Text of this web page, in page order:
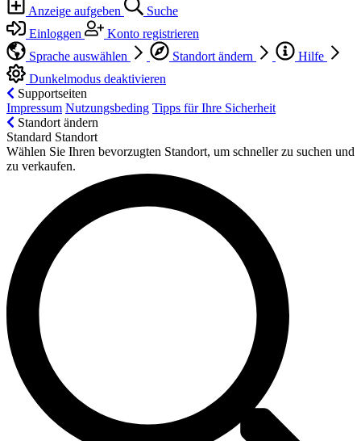
Anzeige aufgeben
Suche
Einloggen
Konto registrieren
Sprache auswählen
Standort ändern
Hilfe
Dunkelmodus deaktivieren
Supportseiten
Impressum Nutzungsbeding Tipps für Ihre Sicherheit
Standort ändern
Standard Standort
Wählen Sie Ihren bevorzugten Standort, um schneller zu suchen und
zu verkaufen.